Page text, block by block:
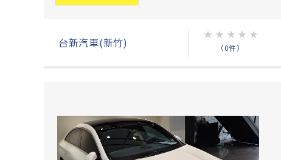
台新汽車(新竹)
★ ★ ★ ★ ★
（0件）